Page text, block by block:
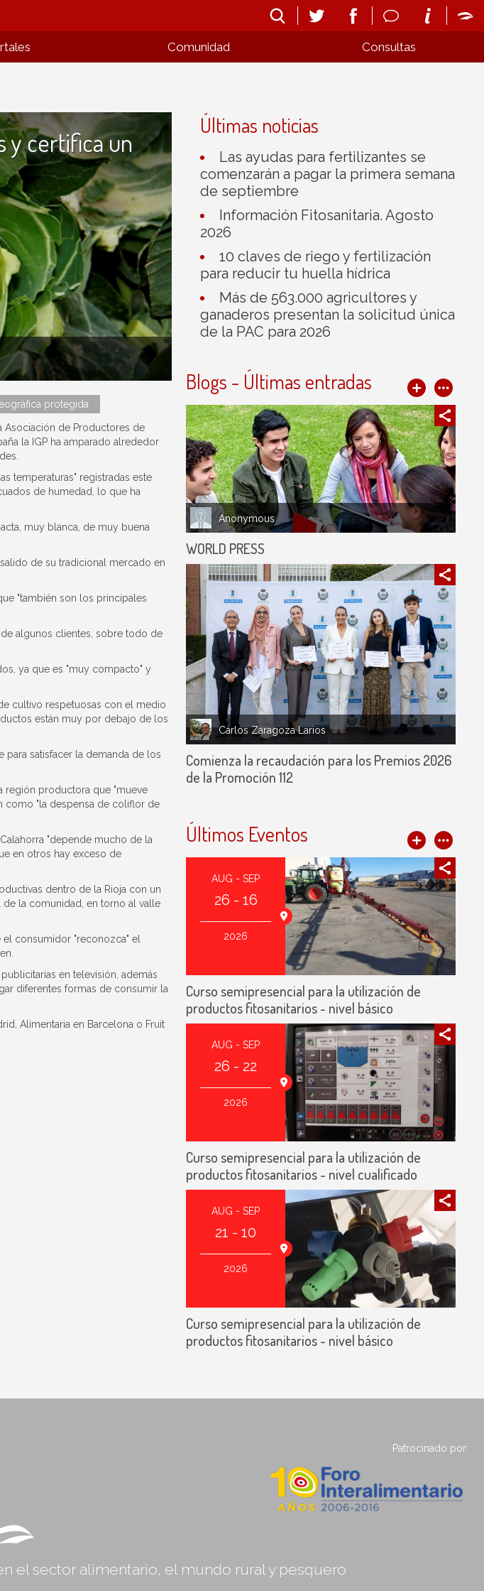
Comunidad Consultas
y certifica un
protegida
Asociación de Productores de
la IGP ha amparado alrededor
temperaturas" registradas este
de humedad, lo que ha
muy blanca, de muy buena
de su tradicional mercado en
"también son los principales
de algunos clientes, sobre todo de
ya que es "muy compacto" y
cultivo respetuosas con el medio
están muy por debajo de los
satisfacer la demanda de los
región productora que "mueve
como "la despensa de coliflor de
"depende mucho de la
en otros hay exceso de
dentro de la Rioja con un
la comunidad, en torno al valle
consumidor "reconozca" el
en televisión, además
diferentes formas de consumir la
Alimentaria en Barcelona o Fruit
Últimas noticias
Las ayudas para fertilizantes se
comenzarán a pagar la primera semana
de septiembre
Información Fitosanitaria. Agosto
2026
10 claves de riego y fertilización
para reducir tu huella hídrica
Más de 563.000 agricultores y
ganaderos presentan la solicitud única
de la PAC para 2026
Blogs - Últimas entradas
Anonymous
WORLD PRESS
Carlos Zaragoza Larios
Comienza la recaudación para los Premios 2026
de la Promoción 112
Últimos Eventos
AUG - SEP
26 - 16
2026
Curso semipresencial para la utilización de
productos fitosanitarios - nivel básico
AUG - SEP
26 - 22
2026
Curso semipresencial para la utilización de
productos fitosanitarios - nivel cualificado
AUG - SEP
21 - 10
2026
Curso semipresencial para la utilización de
productos fitosanitarios - nivel básico
Patrocinado por:
el sector alimentario, el mundo rural y pesquero